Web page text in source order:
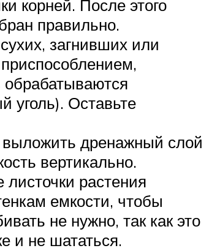
корней. После этого
правильно.
загнивших или
обрабатываются
уголь). Оставьте
выложить дренажный слой
вертикально.
растения
емкости, чтобы
не нужно, так как это
и не шататься.